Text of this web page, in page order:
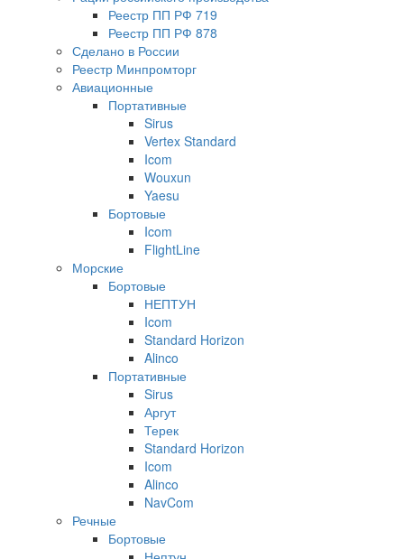
Реестр ПП РФ 719
Реестр ПП РФ 878
Сделано в России
Реестр Минпромторг
Авиационные
Портативные
Sirus
Vertex Standard
Icom
Wouxun
Yaesu
Бортовые
Icom
FlightLine
Морские
Бортовые
НЕПТУН
Icom
Standard Horizon
Alinco
Портативные
Sirus
Аргут
Терек
Standard Horizon
Icom
Alinco
NavCom
Речные
Бортовые